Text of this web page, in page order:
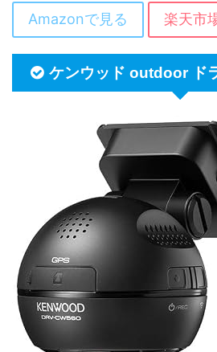
Amazonで見る
楽天市
ケンウッド outdoor ド